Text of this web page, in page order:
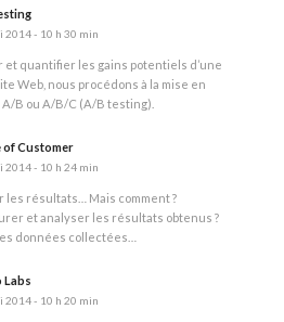
2014 - 10 h 30 min
et quantifier les gains potentiels d’une
Web, nous procédons à la mise en
B ou A/B/C (A/B testing).
of Customer
2014 - 10 h 24 min
les résultats… Mais comment ?
et analyser les résultats obtenus ?
données collectées…
Labs
2014 - 10 h 20 min